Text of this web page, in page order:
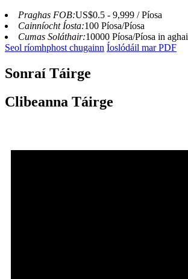
Praghas FOB:US$0.5 - 9,999 / Píosa
Cainníocht Íosta:100 Píosa/Píosa
Cumas Soláthair:10000 Píosa/Píosa in
Seol ríomhphost chugainn Íoslódáil mar PDF
Sonraí Táirge
Clibeanna Táirge